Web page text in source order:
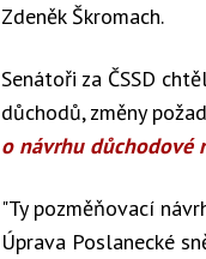
Zdeněk Škromach.
Senátoři za ČSSD
důchodů, změny
o návrhu důchodové
"Ty pozměňovací
Úprava Poslanecké